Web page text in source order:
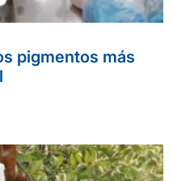
pigmentos más